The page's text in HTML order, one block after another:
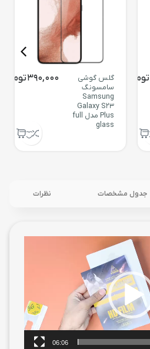
تومان
گلس گوشی
سامسونگ
Samsung
Galaxy S23
Plus مدل full
glass
390,000تومان
جدول مشخصات نظرات
06:06